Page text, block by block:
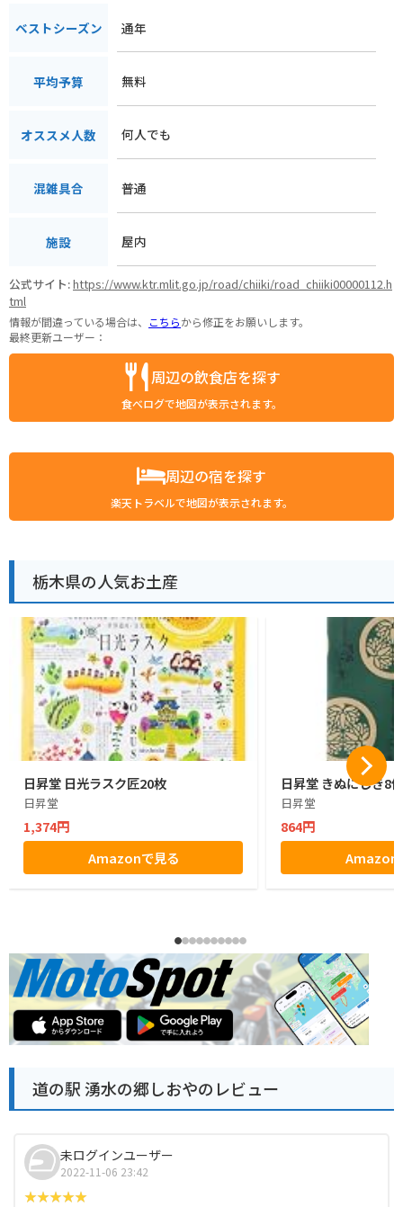
ベストシーズン 通年
平均予算 無料
オススメ人数 何人でも
混雑具合 普通
施設 屋内
公式サイト:https://www.ktr.mlit.go.jp/road/chiiki/road_chiiki00000112.h
tml
情報が間違っている場合は、 こちらから修正をお願いします。
最終更新ユーザー：
周辺の飲食店を探す
食べログで地図が表示されます。
周辺の宿を探す
楽天トラベルで地図が表示されます。
栃木県の人気お土産
日昇堂 日光ラスク匠20枚
日昇堂
1,374円
Amazonで見る
日昇堂 きぬにしき8個
日昇堂
864円
Amazon
道の駅 湧水の郷しおやのレビュー
未ログインユーザー
2022-11-06 23:42